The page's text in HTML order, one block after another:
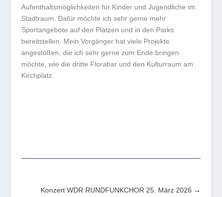
Aufenthaltsmöglichkeiten für Kinder und Jugendliche im
Stadtraum. Dafür möchte ich sehr gerne mehr
Sportangebote auf den Plätzen und in den Parks
bereitstellen. Mein Vorgänger hat viele Projekte
angestoßen, die ich sehr gerne zum Ende bringen
möchte, wie die dritte Florabar und den Kulturraum am
Kirchplatz.
Konzert WDR RUNDFUNKCHOR 25. März 2026